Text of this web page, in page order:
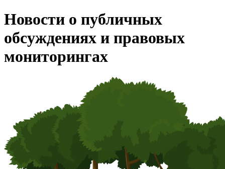
Новости о публичных
обсуждениях и правовых
мониторингах